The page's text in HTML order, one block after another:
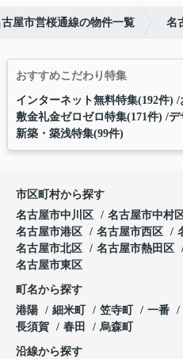
屋市営桜通線の物件一覧 名
おすすめこだわり特集
インターネット無料特集(192件)
敷金礼金ゼロゼロ特集(171件) デ
新築・築浅特集(99件)
市区町村から探す
名古屋市中川区
名古屋市中村
名古屋市港区
名古屋市西区
名古屋市北区
名古屋市熱田区
名古屋市東区
町名から探す
港陽
細米町 笠寺町 一番
長須賀
春田 烏森町
沿線から探す